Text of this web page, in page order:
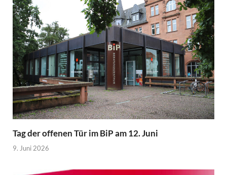
Tag der offenen Tür im BiP am 12. Juni
9. Juni 2026